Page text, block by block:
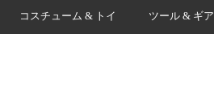
コスチューム & トイ ツール & ギア